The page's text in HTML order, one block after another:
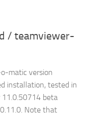
/ teamviewer-
matic version
installation, tested in
11.0.50714 beta
Note that